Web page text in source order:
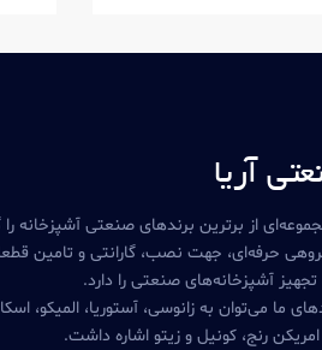
آریا
از برترین برندهای صنعتی آشپزخانه
حرفه‌ای، جهت نصب، گارانتی و تامین
آشپزخانه‌های صنعتی را دارد.
ما می‌توان به زانوسی، آستوریا، المیکو،
رنج، کونیل و زیتو اشاره داشت.